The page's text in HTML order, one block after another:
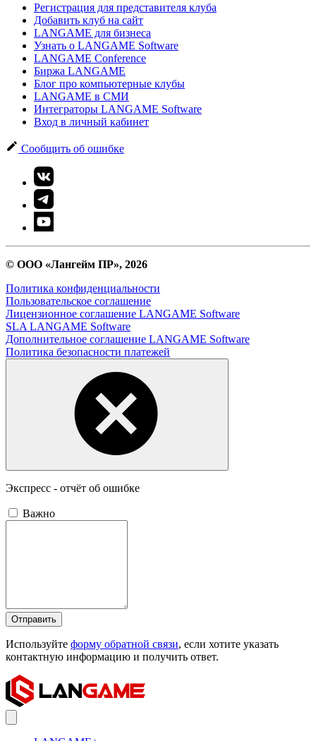
Регистрация для представителя клуба
Добавить клуб на сайт
LANGAME для бизнеса
Узнать о LANGAME Software
LANGAME Conference
Биржа LANGAME
Блог про компьютерные клубы
LANGAME в СМИ
Интеграторы LANGAME Software
Вход в личный кабинет
Сообщить об ошибке
© ООО «Лангейм ПР», 2026
Политика конфиденциальности
Пользовательское соглашение
Лицензионное соглашение LANGAME Software
SLA LANGAME Software
Дополнительное соглашение LANGAME Software
Политика безопасности платежей
Экспресс - отчёт об ошибке
Важно
Отправить
Используйте форму обратной связи, если хотите указать
контактную информацию и получить ответ.